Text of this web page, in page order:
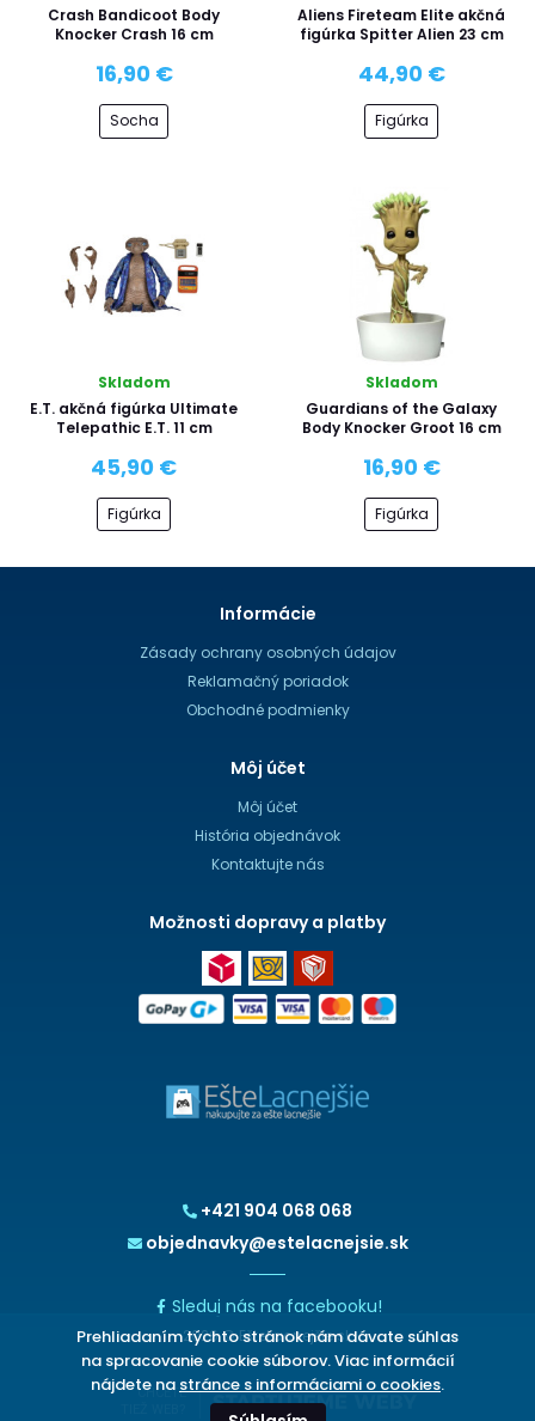
Crash Bandicoot Body
Knocker Crash 16 cm
16,90 €
Socha
Aliens Fireteam Elite akčná
figúrka Spitter Alien 23 cm
44,90 €
Figúrka
Skladom
E.T. akčná figúrka Ultimate
Telepathic E.T. 11 cm
45,90 €
Figúrka
Skladom
Guardians of the Galaxy
Body Knocker Groot 16 cm
16,90 €
Figúrka
+421 904 068 068
objednavky@estelacnejsie.sk
Sleduj nás na facebooku!
2026 © EšteLacnejšie.sk
Informácie
Zásady ochrany osobných údajov
Reklamačný poriadok
Obchodné podmienky
Môj účet
Môj účet
História objednávok
Kontaktujte nás
Možnosti dopravy a platby
CHCETE
Prehliadaním týchto stránok nám dávate súhlas
na spracovanie cookie súborov. Viac informácií
nájdete na stránce s informáciami o cookies.